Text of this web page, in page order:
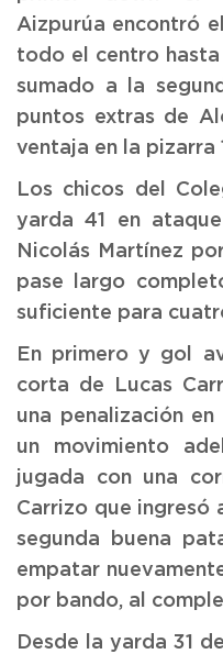
Aizpurúa encontró
todo el centro
sumado a la
puntos extras de
ventaja en la pizarra
Los chicos del
yarda 41 en
Nicolás Martínez
pase largo
suficiente para
En primero y gol
corta de Lucas
una penalización
un movimiento
jugada con una
Carrizo que ingresó
segunda buena
empatar
por bando, al
Desde la yarda 31